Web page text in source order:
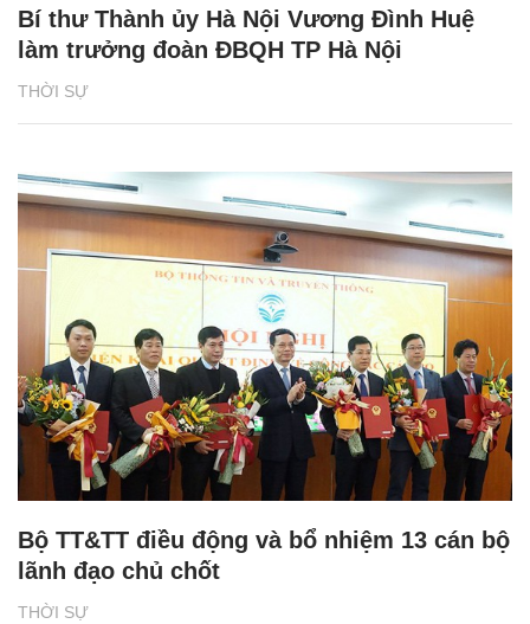
THỜI SỰ
Bí thư Thành ủy Hà Nội Vương Đình Huệ
làm trưởng đoàn ĐBQH TP Hà Nội
THỜI SỰ
Bộ TT&TT điều động và bổ nhiệm 13 cán bộ
lãnh đạo chủ chốt